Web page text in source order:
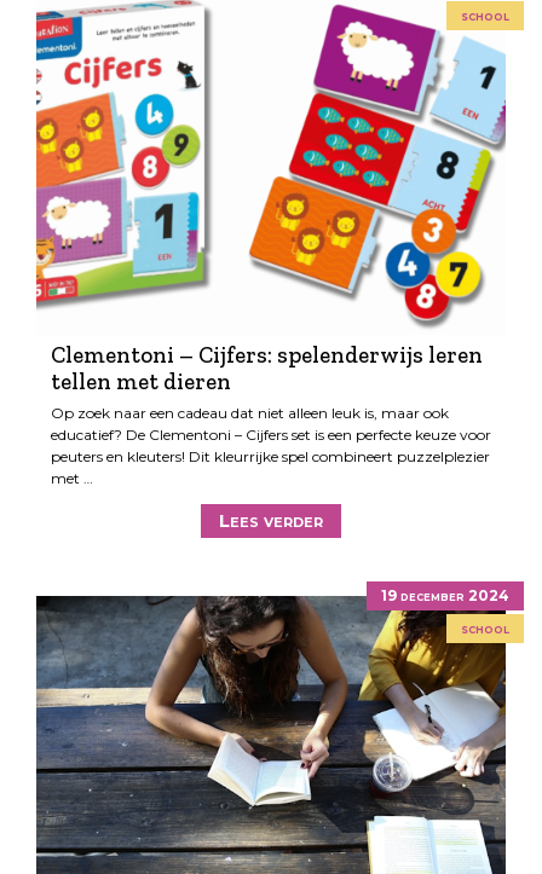
school
Clementoni – Cijfers: spelenderwijs leren
tellen met dieren
Op zoek naar een cadeau dat niet alleen leuk is, maar ook
educatief? De Clementoni – Cijfers set is een perfecte keuze voor
peuters en kleuters! Dit kleurrijke spel combineert puzzelplezier
met …
Lees verder
19 december 2024
school